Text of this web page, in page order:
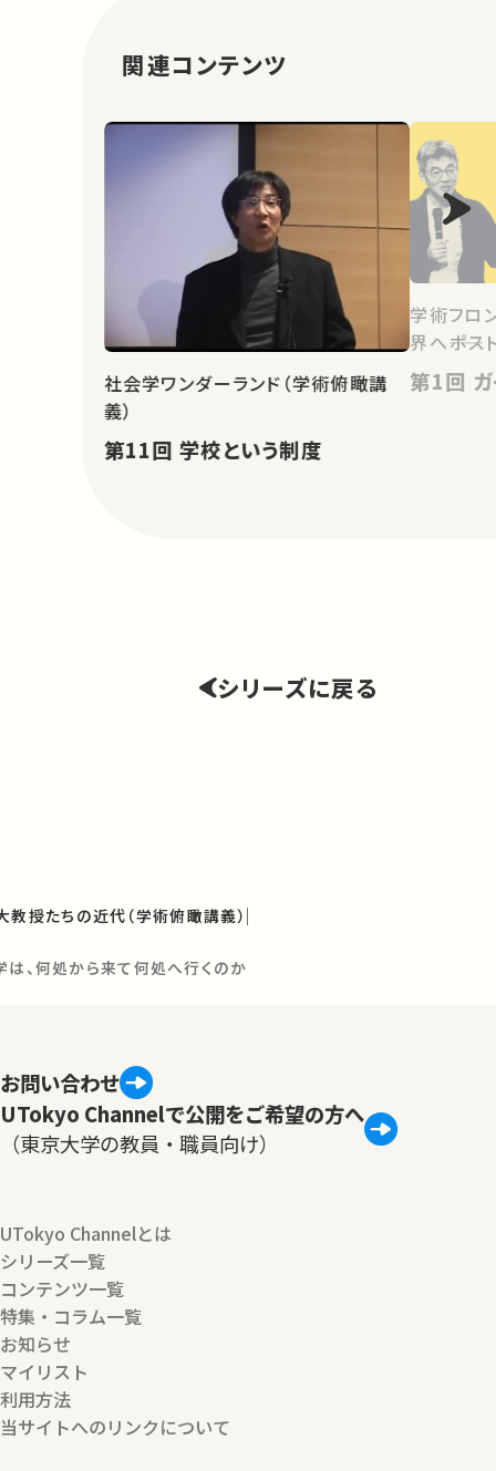
関連コンテンツ
社会学ワンダーランド（学術俯瞰講
義）
第11回 学校という制度
学術フロ
界へ――ポ
第
シリーズに戻る
教授たちの近代（学術俯瞰講義）
、何処から来て何処へ行くのか
お問い合わせ
UTokyo Channelで公開をご希望の方へ
（東京大学の教員・職員向け）
UTokyo Channelとは
シリーズ一覧
コンテンツ一覧
特集・コラム一覧
お知らせ
マイリスト
利用方法
当サイトへのリンクについて